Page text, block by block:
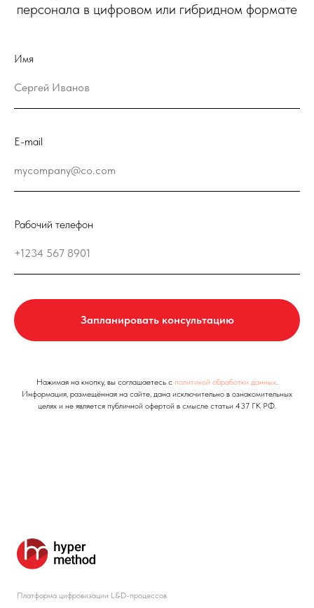
персонала в цифровом или гибридном формате
Имя
E-mail
Рабочий телефон
Запланировать консультацию
Нажимая на кнопку, вы соглашаетесь с политикой обработки данных
Информация, размещённая на сайте, дана исключительно в ознакомительных
целях и не является публичной офертой в смысле статьи 437 ГК РФ.
Платформа цифровизации L&D-процессов